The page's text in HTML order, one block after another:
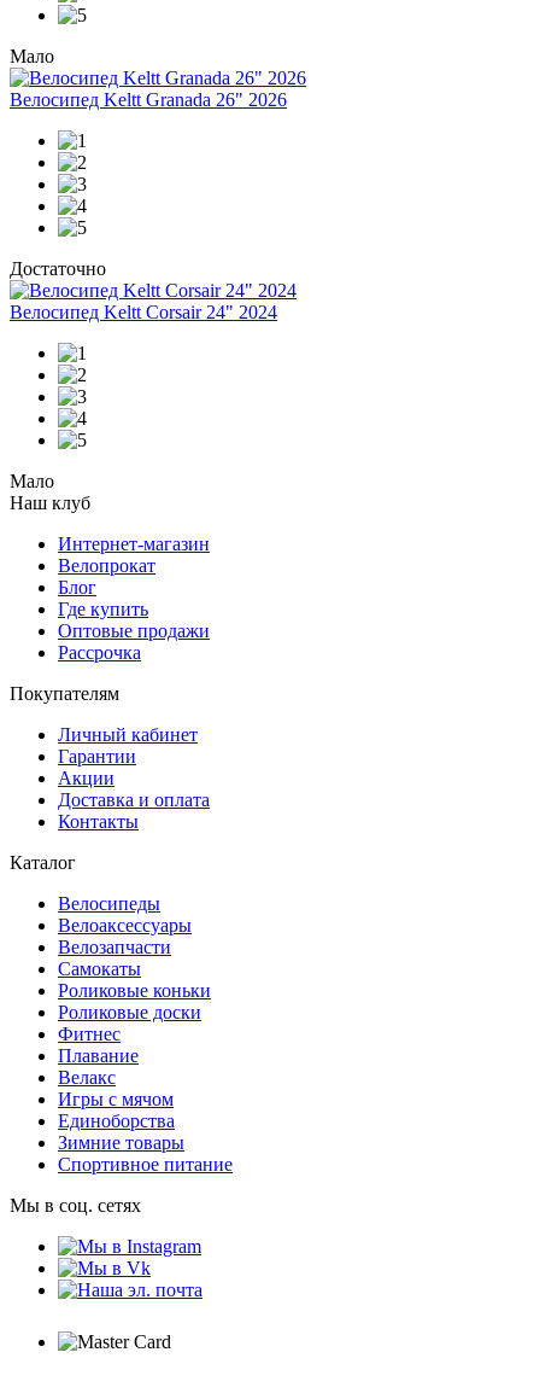
Мало
Велосипед Keltt Granada 26" 2026
Достаточно
Велосипед Keltt Corsair 24" 2024
Мало
Наш клуб
Интернет-магазин
Велопрокат
Блог
Где купить
Оптовые продажи
Рассрочка
Покупателям
Личный кабинет
Гарантии
Акции
Доставка и оплата
Контакты
Каталог
Велосипеды
Велоаксессуары
Велозапчасти
Самокаты
Роликовые коньки
Роликовые доски
Фитнес
Плавание
Велакс
Игры с мячом
Единоборства
Зимние товары
Спортивное питание
Мы в соц. сетях